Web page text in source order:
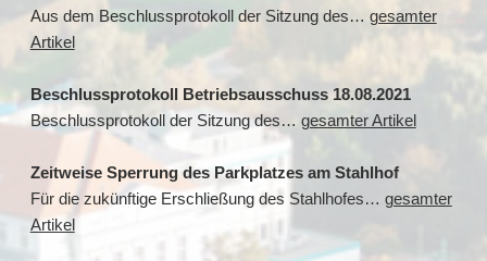
Aus dem Beschlussprotokoll der Sitzung des… gesamter
Artikel
Beschlussprotokoll Betriebsausschuss 18.08.2021
Beschlussprotokoll der Sitzung des… gesamter Artikel
Zeitweise Sperrung des Parkplatzes am Stahlhof
Für die zukünftige Erschließung des Stahlhofes… gesamter
Artikel